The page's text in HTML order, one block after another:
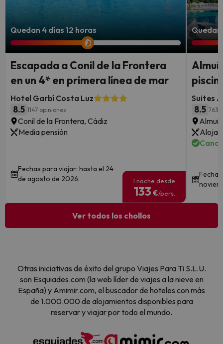
Quedan 4 días 12 horas
Escapada a Conil de la Frontera
en un 4* en primera línea de mar
Hotel Garbí Costa Luz
8.5 1147 opiniones
Conil de la Frontera, Cádiz
Media pensión
Fechas para viajar: hasta el 24
de agosto de 2026.
1 noche desde
133 €/pers.
Quedan
Suites
8.5 763
Ver todos los chollos
Otras iniciativas de éxito del grupo Viajes Para Ti S.L.U.
son Esquiades.com (la web líder de viajes a la nieve en
España) y Amimir.com, el buscador de hoteles con más
de 1.000.000 de alojamientos disponibles para
reservar y viajar por todo el mundo.